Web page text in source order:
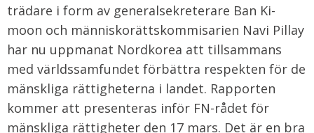
trädare i form av generalsekreterare Ban Ki-
moon och människorättskommisarien Navi Pillay
har nu uppmanat Nordkorea att tillsammans
med världssamfundet förbättra respekten för de
mänskliga rättigheterna i landet. Rapporten
kommer att presenteras inför FN-rådet för
mänskliga rättigheter den 17 mars. Det är en bra